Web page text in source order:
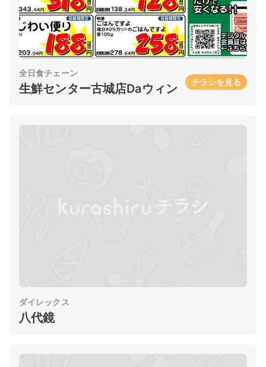
全日食チェーン
生鮮センター古城店Daウィン チラシを見る
ダイレックス
八代鏡